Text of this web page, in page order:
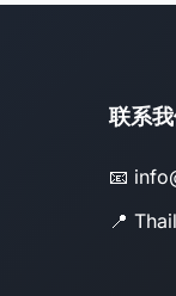
联系
📧
📍